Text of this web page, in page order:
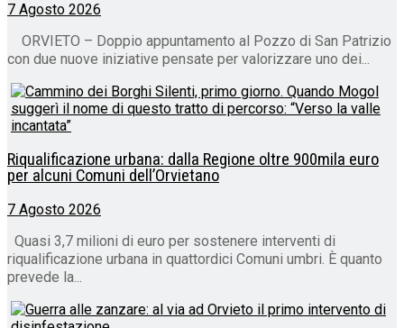
7 Agosto 2026
ORVIETO – Doppio appuntamento al Pozzo di San Patrizio
con due nuove iniziative pensate per valorizzare uno dei...
Riqualificazione urbana: dalla Regione oltre 900mila euro
per alcuni Comuni dell’Orvietano
7 Agosto 2026
Quasi 3,7 milioni di euro per sostenere interventi di
riqualificazione urbana in quattordici Comuni umbri. È quanto
prevede la...